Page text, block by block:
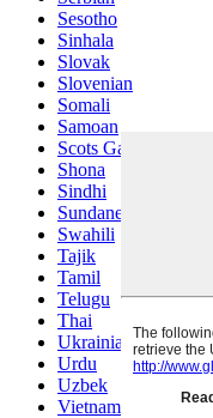
Sesotho
Sinhala
Slovak
Slovenian
Somali
Samoan
Scots Gaelic
Shona
Sindhi
Sundanese
Swahili
Tajik
Tamil
Telugu
Thai
Ukrainian
Urdu
Uzbek
Vietnamese